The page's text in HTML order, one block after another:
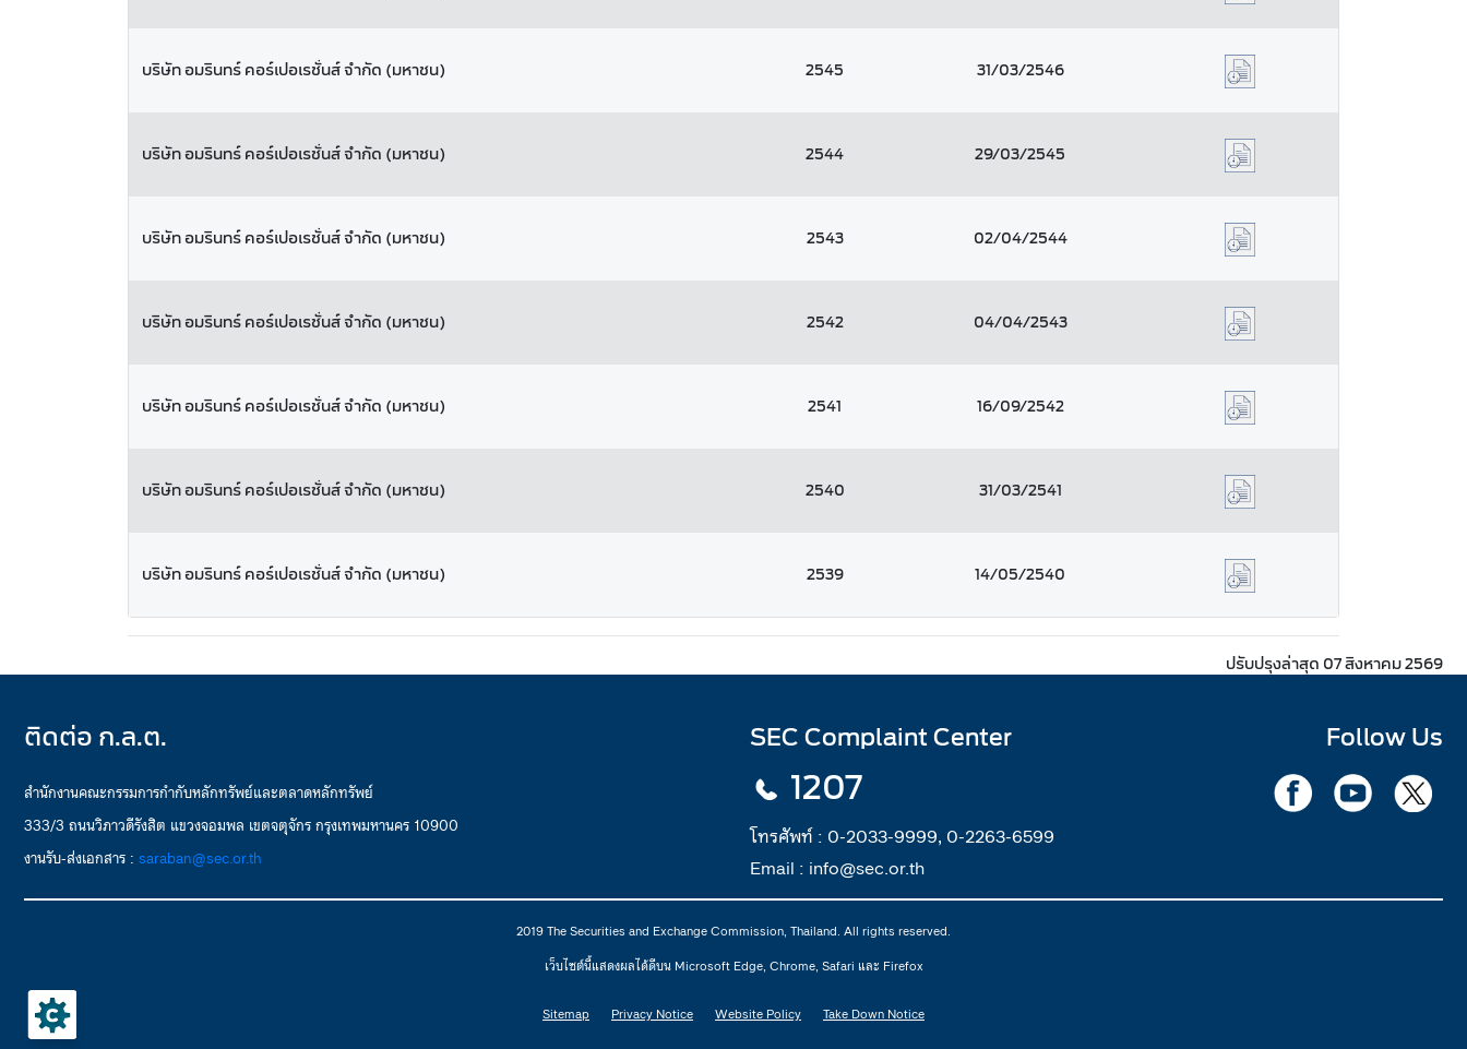
บริษัท อมรินทร์ คอร์เปอเรชั่นส์ จำกัด (มหาชน) 2545 31/03/2546
บริษัท อมรินทร์ คอร์เปอเรชั่นส์ จำกัด (มหาชน) 2544 29/03/2545
บริษัท อมรินทร์ คอร์เปอเรชั่นส์ จำกัด (มหาชน) 2543 02/04/2544
บริษัท อมรินทร์ คอร์เปอเรชั่นส์ จำกัด (มหาชน) 2542 04/04/2543
บริษัท อมรินทร์ คอร์เปอเรชั่นส์ จำกัด (มหาชน) 2541 16/09/2542
บริษัท อมรินทร์ คอร์เปอเรชั่นส์ จำกัด (มหาชน) 2540 31/03/2541
บริษัท อมรินทร์ คอร์เปอเรชั่นส์ จำกัด (มหาชน) 2539 14/05/2540
ปรับปรุงล่าสุด 07 สิงหาคม 2569
ติดต่อ ก.ล.ต.
สำนักงานคณะกรรมการกำกับหลักทรัพย์และตลาดหลักทรัพย์
333/3 ถนนวิภาวดีรังสิต แขวงจอมพล เขตจตุจักร กรุงเทพมหานคร 10900
งานรับ-ส่งเอกสาร : saraban@sec.or.th
SEC Complaint Center
1207
โทรศัพท์ : 0-2033-9999, 0-2263-6599
Email : info@sec.or.th
Follow Us
2019 The Securities and Exchange Commission, Thailand. All rights reserved.
เว็บไซต์นี้แสดงผลได้ดีบน Microsoft Edge, Chrome, Safari และ Firefox
Sitemap Privacy Notice Website Policy Take Down Notice